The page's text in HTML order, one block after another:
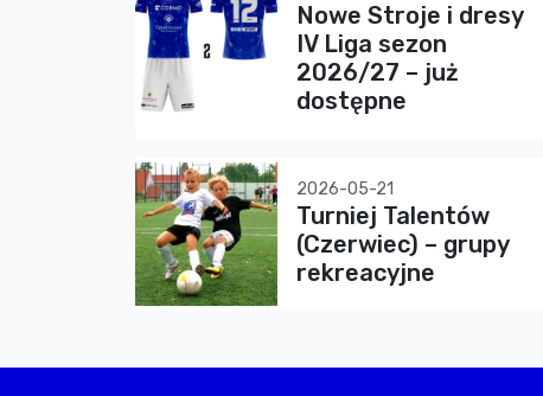
Nowe Stroje i dresy
IV Liga sezon
2026/27 – już
dostępne
2026-05-21
Turniej Talentów
(Czerwiec) – grupy
rekreacyjne